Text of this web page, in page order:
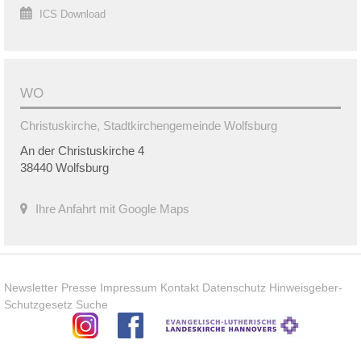
ICS Download
WO
Christuskirche, Stadtkirchengemeinde Wolfsburg
An der Christuskirche 4
38440 Wolfsburg
Ihre Anfahrt mit Google Maps
Newsletter Presse Impressum Kontakt Datenschutz Hinweisgeber-
Schutzgesetz Suche